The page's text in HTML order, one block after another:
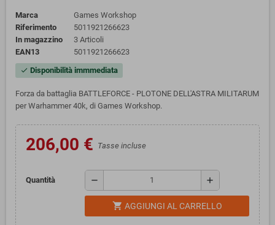
Marca
Games Workshop
Riferimento
5011921266623
In magazzino
3 Articoli
EAN13
5011921266623
check Disponibilità immmediata
Forza da battaglia BATTLEFORCE - PLOTONE DELL'ASTRA MILITARUM
per Warhammer 40k, di Games Workshop.
206,00 € Tasse incluse
Quantità remove add
shopping_cart AGGIUNGI AL CARRELLO